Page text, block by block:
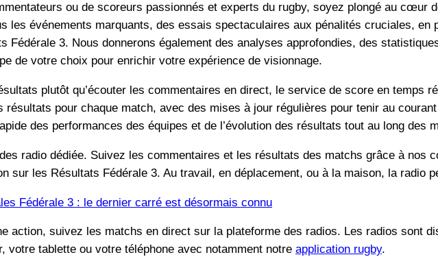
ou de scoreurs passionnés et experts du rugby, soyez plongé au cœur
les événements marquants, des essais spectaculaires aux pénalités cruciales,
Fédérale 3. Nous donnerons également des analyses approfondies, des
de votre choix pour enrichir votre expérience de visionnage.
plutôt qu’écouter les commentaires en direct, le service de score en temps
résultats pour chaque match, avec des mises à jour régulières pour tenir au
des performances des équipes et de l’évolution des résultats tout au long des
radio dédiée. Suivez les commentaires et les résultats des matchs grâce à nos
sur les Résultats Fédérale 3. Au travail, en déplacement, ou à la maison, la radio
Fédérale 3 : le dernier carré est désormais connu
action, suivez les matchs en direct sur la plateforme des radios. Les radios sont
votre tablette ou votre téléphone avec notamment notre application rugby.